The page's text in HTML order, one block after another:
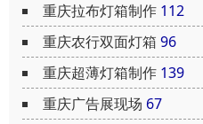
重庆拉布灯箱制作 112
重庆农行双面灯箱 96
重庆超薄灯箱制作 139
重庆广告展现场 67